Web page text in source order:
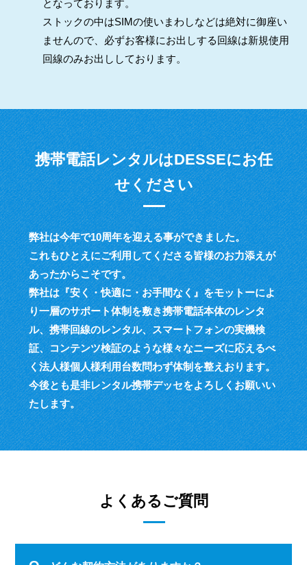
となっております。
ストックの中はSIMの使いまわしなどは絶対に御座い
ませんので、必ずお客様にお出しする回線は新規使用
回線のみお出ししております。
携帯電話レンタルはDESSEにお任
せください
弊社は今年で10周年を迎える事ができました。
これもひとえにご利用してくださる皆様のお力添えが
あったからこそです。
弊社は『安く・快適に・お手間なく』をモットーによ
り一層のサポート体制を敷き携帯電話本体のレンタ
ル、携帯回線のレンタル、スマートフォンの実機検
証、コンテンツ検証のような様々なニーズに応えるべ
く法人様個人様利用台数問わず体制を整えおります。
今後とも是非レンタル携帯デッセをよろしくお願いい
たします。
よくあるご質問